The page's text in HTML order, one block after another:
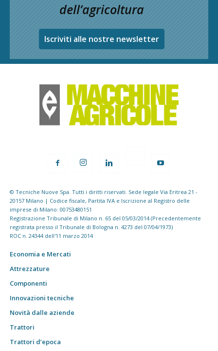
dell’agricoltura
Iscriviti alle nostre newsletter
© Tecniche Nuove Spa. Tutti i diritti riservati. Sede legale Via Eritrea 21 -
20157 Milano | Codice fiscale, Partita IVA e Iscrizione al Registro delle
imprese di Milano: 00753480151
Registrazione Tribunale di Milano n. 65 del 05/03/2014 (Precedentemente
registrata presso il Tribunale di Bologna n. 4273 del 07/04/1973)
ROC n. 24344 dell'11 marzo 2014
Economia e Mercati
Attrezzature
Componenti
Innovazioni tecniche
Novità dalle aziende
Trattori
Trattori d’epoca